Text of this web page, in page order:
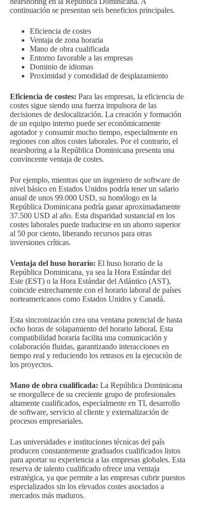
continuación se presentan seis beneficios principales.
Eficiencia de costes
Ventaja de zona horaria
Mano de obra cualificada
Entorno favorable a las empresas
Dominio de idiomas
Proximidad y comodidad de desplazamiento
Eficiencia de costes: Para las empresas, la eficiencia de
costes sigue siendo una fuerza impulsora de las
decisiones de deslocalización. La creación y formación
de un equipo interno puede ser económicamente
agotador y consumir mucho tiempo, especialmente en
regiones con altos costes laborales. Por el contrario, el
nearshoring a la República Dominicana presenta una
convincente ventaja de costes.
Por ejemplo, mientras que un ingeniero de software de
nivel básico en Estados Unidos podría tener un salario
anual de unos 99.000 USD, su homólogo en la
República Dominicana podría ganar aproximadamente
37.500 USD al año. Esta disparidad sustancial en los
costes laborales puede traducirse en un ahorro superior
al 50 por ciento, liberando recursos para otras
inversiones críticas.
Ventaja del huso horario: El huso horario de la
República Dominicana, ya sea la Hora Estándar del
Este (EST) o la Hora Estándar del Atlántico (AST),
coincide estrechamente con el horario laboral de países
norteamericanos como Estados Unidos y Canadá.
Esta sincronización crea una ventana potencial de hasta
ocho horas de solapamiento del horario laboral. Esta
compatibilidad horaria facilita una comunicación y
colaboración fluidas, garantizando interacciones en
tiempo real y reduciendo los retrasos en la ejecución de
los proyectos.
Mano de obra cualificada: La República Dominicana
se enorgullece de su creciente grupo de profesionales
altamente cualificados, especialmente en TI, desarrollo
de software, servicio al cliente y externalización de
procesos empresariales.
Las universidades e instituciones técnicas del país
producen constantemente graduados cualificados listos
para aportar su experiencia a las empresas globales. Esta
reserva de talento cualificado ofrece una ventaja
estratégica, ya que permite a las empresas cubrir puestos
especializados sin los elevados costes asociados a
mercados más maduros.